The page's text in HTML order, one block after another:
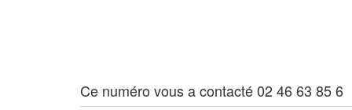
Ce numéro vous a contacté 02 46 63 85 6